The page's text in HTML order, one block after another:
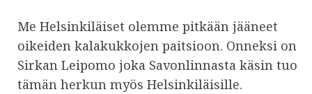
Me Helsinkiläiset olemme pitkään jääneet
oikeiden kalakukkojen paitsioon. Onneksi on
Sirkan Leipomo joka Savonlinnasta käsin tuo
tämän herkun myös Helsinkiläisille.